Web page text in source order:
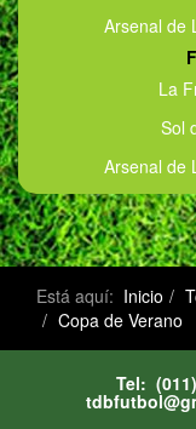
Arsenal de
La
Sol
Arsenal de
Está aquí: Inicio
Copa de Verano
Tel: